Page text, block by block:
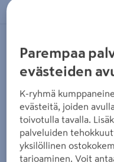
Terassilauta
Tuotenumero :502044368
Kestopuu kestää
terassilautaa voi
Parempaa
evästeiden
K-ryhmä
evästeitä, joiden
toivotulla tavalla.
palveluiden
yksilöllinen
tarjoaminen. Voit